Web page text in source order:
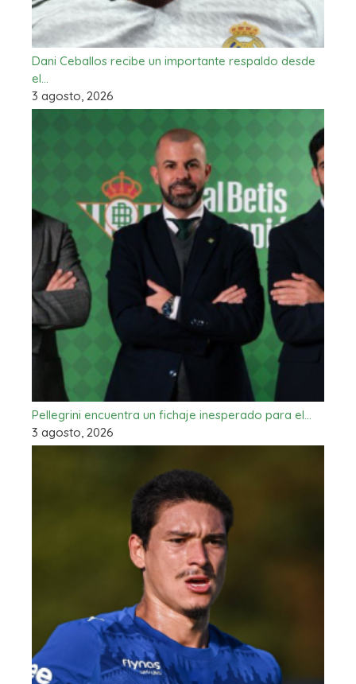
Dani Ceballos recibe un importante respaldo desde
el…
3 agosto, 2026
Pellegrini encuentra un fichaje inesperado para el…
3 agosto, 2026